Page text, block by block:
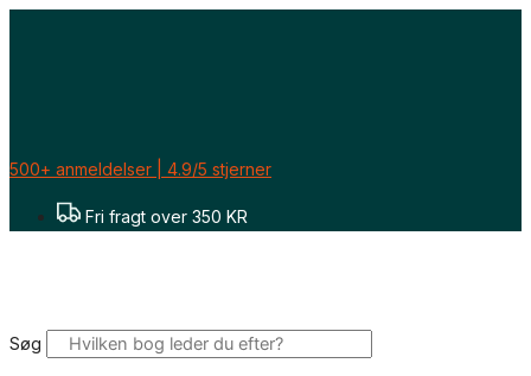
Gå
500+ anmeldelser | 4.9/5 stjerner
Fri fragt over 350 KR
Søg